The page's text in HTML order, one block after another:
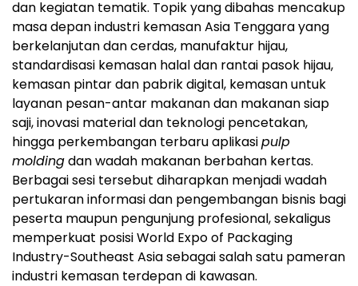
dan kegiatan tematik. Topik yang dibahas mencakup
masa depan industri kemasan Asia Tenggara yang
berkelanjutan dan cerdas, manufaktur hijau,
standardisasi kemasan halal dan rantai pasok hijau,
kemasan pintar dan pabrik digital, kemasan untuk
layanan pesan-antar makanan dan makanan siap
saji, inovasi material dan teknologi pencetakan,
hingga perkembangan terbaru aplikasipulp
moldingdan wadah makanan berbahan kertas.
Berbagai sesi tersebut diharapkan menjadi wadah
pertukaran informasi dan pengembangan bisnis bagi
peserta maupun pengunjung profesional, sekaligus
memperkuat posisi World Expo of Packaging
Industry-Southeast Asia sebagai salah satu pameran
industri kemasan terdepan di kawasan.